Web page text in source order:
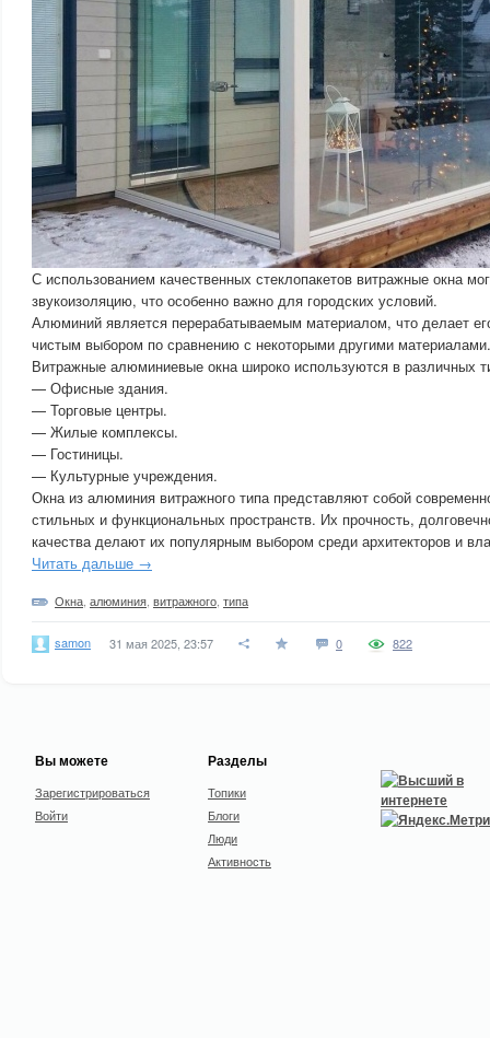
С использованием качественных стеклопакетов витражные окна
звукоизоляцию, что особенно важно для городских условий.
Алюминий является перерабатываемым материалом, что делает
чистым выбором по сравнению с некоторыми другими материалами.
Витражные алюминиевые окна широко используются в различных
— Офисные здания.
— Торговые центры.
— Жилые комплексы.
— Гостиницы.
— Культурные учреждения.
Окна из алюминия витражного типа представляют собой
стильных и функциональных пространств. Их прочность,
качества делают их популярным выбором среди архитекторов и
Читать дальше →
Окна алюминия витражного типа
samon 31 мая 2025, 23:57 0 822
Вы можете
Зарегистрироваться
Войти
Разделы
Топики
Блоги
Люди
Активность